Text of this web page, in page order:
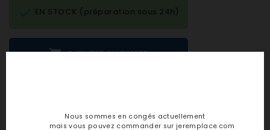
 AJOUTER AU PANIER
EN STOCK (préparation sous 24h)
Nous sommes en congés actuellement
mais vous pouvez commander sur jeremplace.com